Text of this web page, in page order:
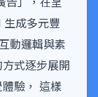
成多元豐
動邏輯與素
式逐步展開
驗， 這樣